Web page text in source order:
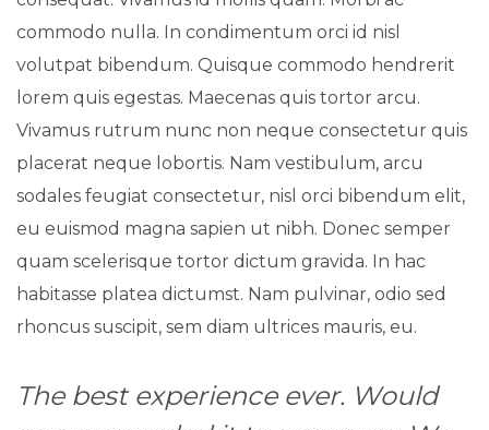
commodo nulla. In condimentum orci id nisl
volutpat bibendum. Quisque commodo hendrerit
lorem quis egestas. Maecenas quis tortor arcu.
Vivamus rutrum nunc non neque consectetur quis
placerat neque lobortis. Nam vestibulum, arcu
sodales feugiat consectetur, nisl orci bibendum elit,
eu euismod magna sapien ut nibh. Donec semper
quam scelerisque tortor dictum gravida. In hac
habitasse platea dictumst. Nam pulvinar, odio sed
rhoncus suscipit, sem diam ultrices mauris, eu.
The best experience ever. Would